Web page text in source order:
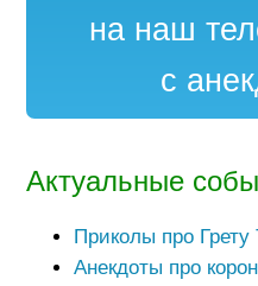
на наш
с
Актуальные
Приколы про Грету
Анекдоты про